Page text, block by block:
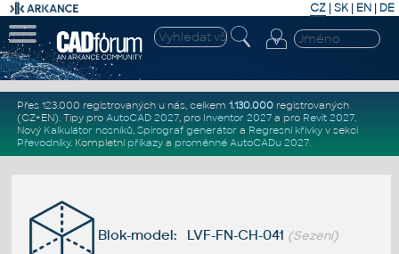
CZ | SK| EN | DE
Přes 123.000 registrovaných u nás, celkem 1.130.000registrovaných
(CZ+EN). Tipy pro AutoCAD 2027, pro Inventor 2027a pro Revit 2027.
Nový Kalkulátor nosníků, Spirograf generátor a Regresní křivkyv sekci
Převodníky. Kompletní příkazya proměnné AutoCADu 2027.
Blok-model: LVF-FN-CH-041 (Sezení)